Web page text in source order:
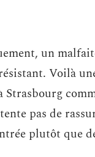
un
Voilà
Strasbourg
pas de
plutôt que